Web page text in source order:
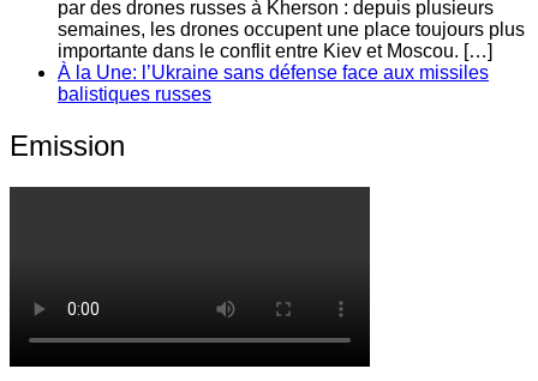
par des drones russes à Kherson : depuis plusieurs
semaines, les drones occupent une place toujours plus
importante dans le conflit entre Kiev et Moscou. […]
À la Une: l’Ukraine sans défense face aux missiles
balistiques russes
Emission